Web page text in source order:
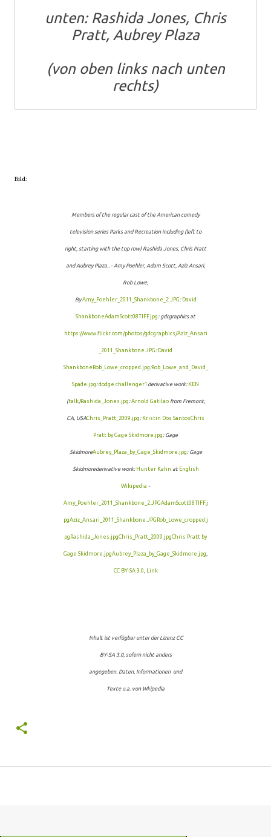
unten: Rashida Jones, Chris
Pratt, Aubrey Plaza
(von oben links nach unten
rechts)
Bild:
Members of the regular cast of the American comedy
television series Parks and Recreation including (left to
right, starting with the top row) Rashida Jones, Chris Pratt
and Aubrey Plaza.. - Amy Poehler, Adam Scott, Aziz Ansari,
Rob Lowe,
ByAmy_Poehler_2011_Shankbone_2.JPG: David
ShankboneAdamScott08TIFF.jpg: gdcgraphics at
https://www.flickr.com/photos/gdcgraphics/Aziz_Ansari
_2011_Shankbone.JPG: David
Shankbone Rob_Lowe_cropped.jpg:Rob_Lowe_and_David_
Spade.jpg:dodge challenger1 derivative work: KEN
(talk)Rashida_Jones.jpg:Arnold Gatilaofrom Fremont,
CA, USAChris_Pratt_2009.jpg: Kristin Dos SantosChris
Pratt by Gage Skidmore.jpg: Gage
SkidmoreAubrey_Plaza_by_Gage_Skidmore.jpg: Gage
Skidmorederivative work: Hunter Kahn at English
Wikipedia -
Amy_Poehler_2011_Shankbone_2.JPGAdamScott08TIFF.j
pgAziz_Ansari_2011_Shankbone.JPG Rob_Lowe_cropped.j
pg Rashida_Jones.jpgChris_Pratt_2009.jpgChris Pratt by
Gage Skidmore.jpgAubrey_Plaza_by_Gage_Skidmore.jpg,
CC BY-SA 3.0, Link
Inhalt ist verfügbar unter der Lizenz CC
BY-SA 3.0, sofern nicht anders
angegeben. Daten, Informationen und
Texte u.a. von Wkipedia